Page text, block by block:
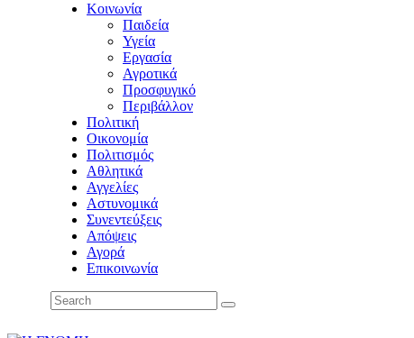
Κοινωνία
Παιδεία
Υγεία
Εργασία
Αγροτικά
Προσφυγικό
Περιβάλλον
Πολιτική
Οικονομία
Πολιτισμός
Αθλητικά
Αγγελίες
Αστυνομικά
Συνεντεύξεις
Απόψεις
Αγορά
Επικοινωνία